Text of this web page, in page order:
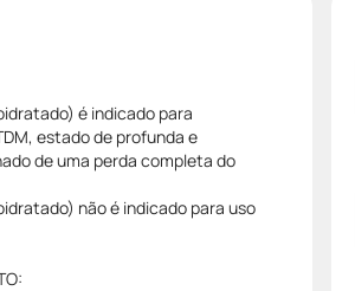
é indicado para
estado de profunda e
de uma perda completa do
não é indicado para uso